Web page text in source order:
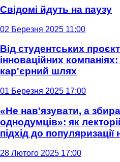
Свідомі йдуть на паузу
02 Березня 2025 11:00
Від студентських
інноваційних компаніях:
кар'єрний шлях
01 Березня 2025 17:00
«Не нав'язувати, а
однодумців»: як
підхід до
28 Лютого 2025 17:00